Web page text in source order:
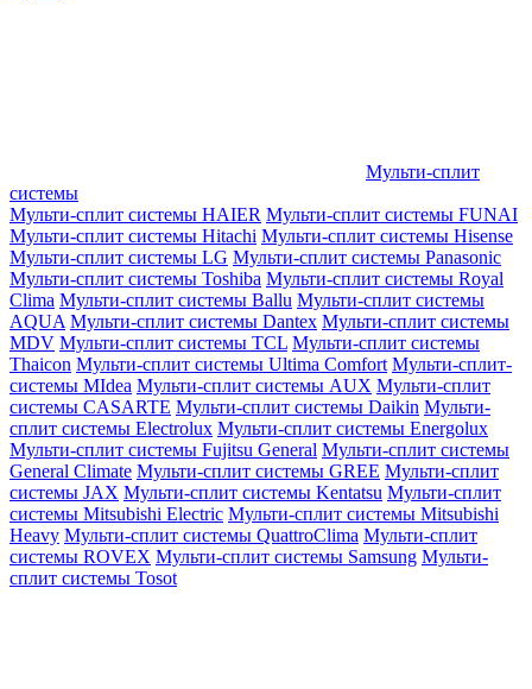
Мульти-сплит
системы
Мульти-сплит системы HAIER Мульти-сплит системы FUNAI
Мульти-сплит системы Hitachi Мульти-сплит системы Hisense
Мульти-сплит системы LG Мульти-сплит системы Panasonic
Мульти-сплит системы Toshiba Мульти-сплит системы Royal
Clima Мульти-сплит системы Ballu Мульти-сплит системы
AQUA Мульти-сплит системы Dantex Мульти-сплит системы
MDV Мульти-сплит системы TCL Мульти-сплит системы
Thaicon Мульти-сплит системы Ultima Comfort Мульти-сплит-
системы MIdea Мульти-сплит системы AUX Мульти-сплит
системы CASARTE Мульти-сплит системы Daikin Мульти-
сплит системы Electrolux Мульти-сплит системы Energolux
Мульти-сплит системы Fujitsu General Мульти-сплит системы
General Climate Мульти-сплит системы GREE Мульти-сплит
системы JAX Мульти-сплит системы Kentatsu Мульти-сплит
системы Mitsubishi Electric Мульти-сплит системы Mitsubishi
Heavy Мульти-сплит системы QuattroClima Мульти-сплит
системы ROVEX Мульти-сплит системы Samsung Мульти-
сплит системы Tosot